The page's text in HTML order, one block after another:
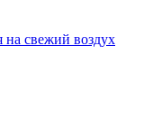
на свежий воздух